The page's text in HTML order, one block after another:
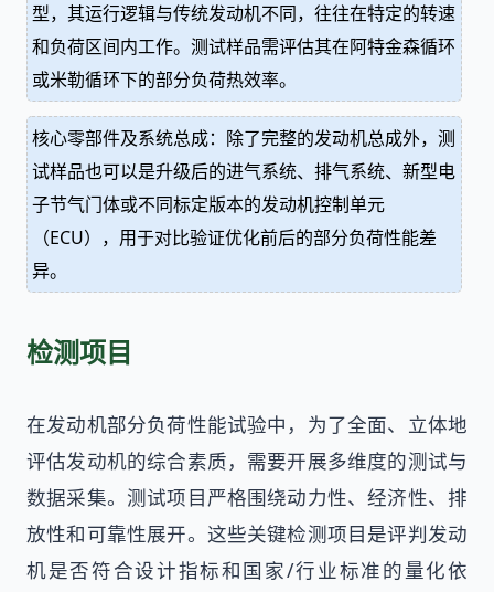
型，其运行逻辑与传统发动机不同，往往在特定的转速
和负荷区间内工作。测试样品需评估其在阿特金森循环
或米勒循环下的部分负荷热效率。
核心零部件及系统总成：除了完整的发动机总成外，测
试样品也可以是升级后的进气系统、排气系统、新型电
子节气门体或不同标定版本的发动机控制单元
（ECU），用于对比验证优化前后的部分负荷性能差
异。
检测项目
在发动机部分负荷性能试验中，为了全面、立体地
评估发动机的综合素质，需要开展多维度的测试与
数据采集。测试项目严格围绕动力性、经济性、排
放性和可靠性展开。这些关键检测项目是评判发动
机是否符合设计指标和国家/行业标准的量化依